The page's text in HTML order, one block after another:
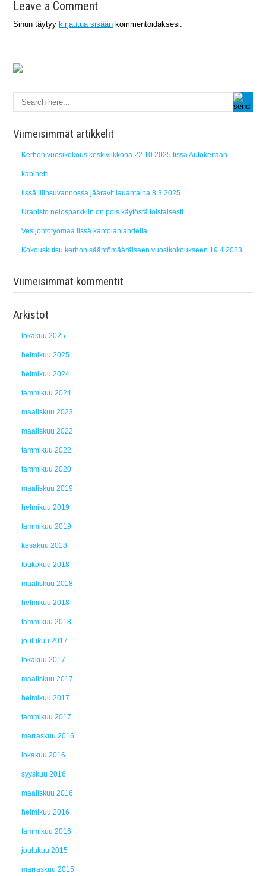
Leave a Comment
Sinun täytyy kirjautua sisään kommentoidaksesi.
Viimeisimmät artikkelit
Kerhon vuosikokous keskiviikkona 22.10.2025 Iissä Autokeitaan
kabinetti
Iissä illinsuvannossa jääravit lauantaina 8.3.2025
Urapisto nelosparkkiin on pois käytöstä toistaisesti
Vesijohtotyömaa Iissä kantolanlahdella
Kokouskutsu kerhon sääntömääräiseen vuosikokoukseen 19.4.2023
Viimeisimmät kommentit
Arkistot
lokakuu 2025
helmikuu 2025
helmikuu 2024
tammikuu 2024
maaliskuu 2023
maaliskuu 2022
tammikuu 2022
tammikuu 2020
maaliskuu 2019
helmikuu 2019
tammikuu 2019
kesäkuu 2018
toukokuu 2018
maaliskuu 2018
helmikuu 2018
tammikuu 2018
joulukuu 2017
lokakuu 2017
maaliskuu 2017
helmikuu 2017
tammikuu 2017
marraskuu 2016
lokakuu 2016
syyskuu 2016
maaliskuu 2016
helmikuu 2016
tammikuu 2016
joulukuu 2015
marraskuu 2015